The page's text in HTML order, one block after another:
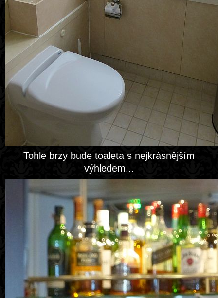
Tohle brzy bude toaleta s nejkrásnějším
výhledem...